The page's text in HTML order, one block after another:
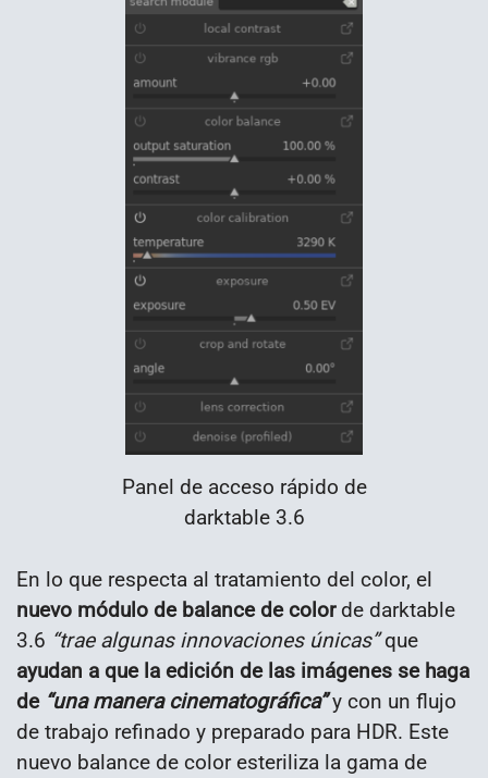
Panel de acceso rápido de
darktable 3.6
En lo que respecta al tratamiento del color, el
nuevo módulo de balance de colorde darktable
3.6 “trae algunas innovaciones únicas”que
ayudan a que la edición de las imágenes se haga
de “una manera cinematográfica”y con un flujo
de trabajo refinado y preparado para HDR. Este
nuevo balance de color esteriliza la gama de